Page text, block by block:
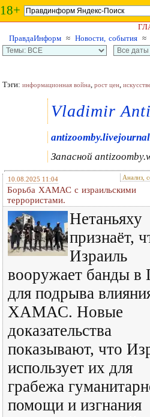
18+
ПравдаИнформ ≈ Новости, события ≈
Тэги: информационная война, рост цен,
Vladimir
Запасной
10.08.2025 11:04 Анализ,
Борьба ХАМАС с израильскими
террористами.
Нетаньяху
признаёт,
Израиль
вооружает банды в
для подрыва
ХАМАС. Новые
доказательства
показывают, что
использует их для
грабежа
помощи и изгнания